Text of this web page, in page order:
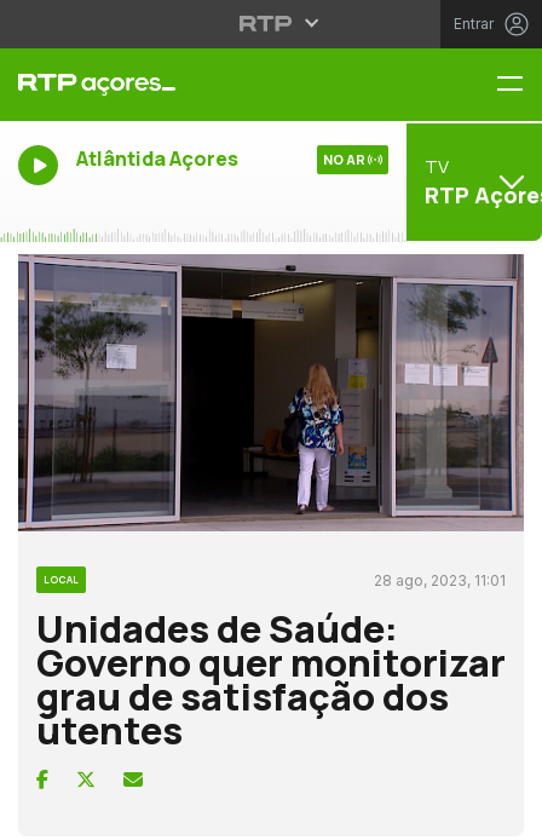
Entrar
Atlântida Açores NO AR TV
RTP
LOCAL 28 ago, 2023, 11:01
Unidades de Saúde:
Governo quer monitorizar
grau de satisfação dos
utentes